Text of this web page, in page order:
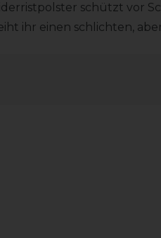
schützt vor
ihr einen schlichten,